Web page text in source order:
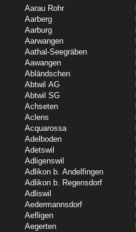
Aarau Rohr
Aarberg
Aarburg
Aarwangen
Aathal-Seegräben
Aawangen
Abländschen
Abtwil AG
Abtwil SG
Achseten
Aclens
Acquarossa
Adelboden
Adetswil
Adligenswil
Adlikon b. Andelfingen
Adlikon b. Regensdorf
Adliswil
Aedermannsdorf
Aefligen
Aegerten